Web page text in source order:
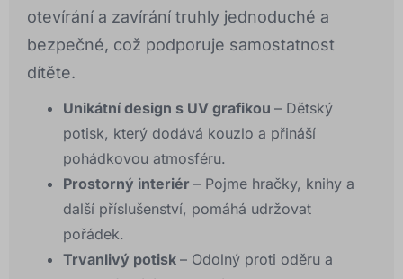
otevírání a zavírání truhly jednoduché a
bezpečné, což podporuje samostatnost
dítěte.
Unikátní design s UV grafikou – Dětský
potisk, který dodává kouzlo a přináší
pohádkovou atmosféru.
Prostorný interiér – Pojme hračky, knihy a
další příslušenství, pomáhá udržovat
pořádek.
Trvanlivý potisk – Odolný proti oděru a